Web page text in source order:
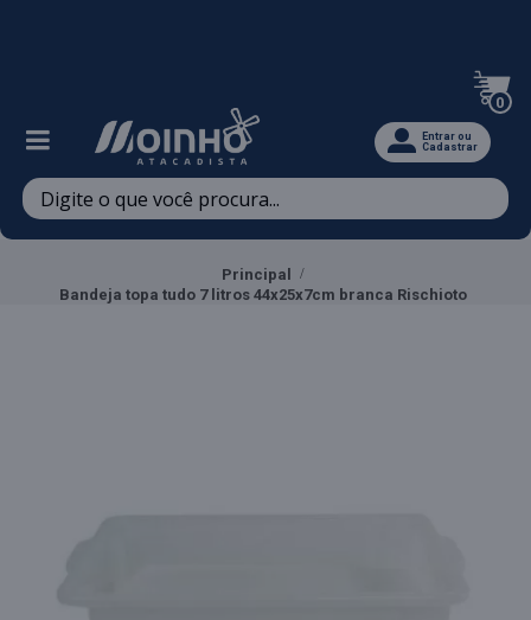
0
Entrar ou
Cadastrar
Principal
Bandeja topa tudo 7 litros 44x25x7cm branca Rischioto